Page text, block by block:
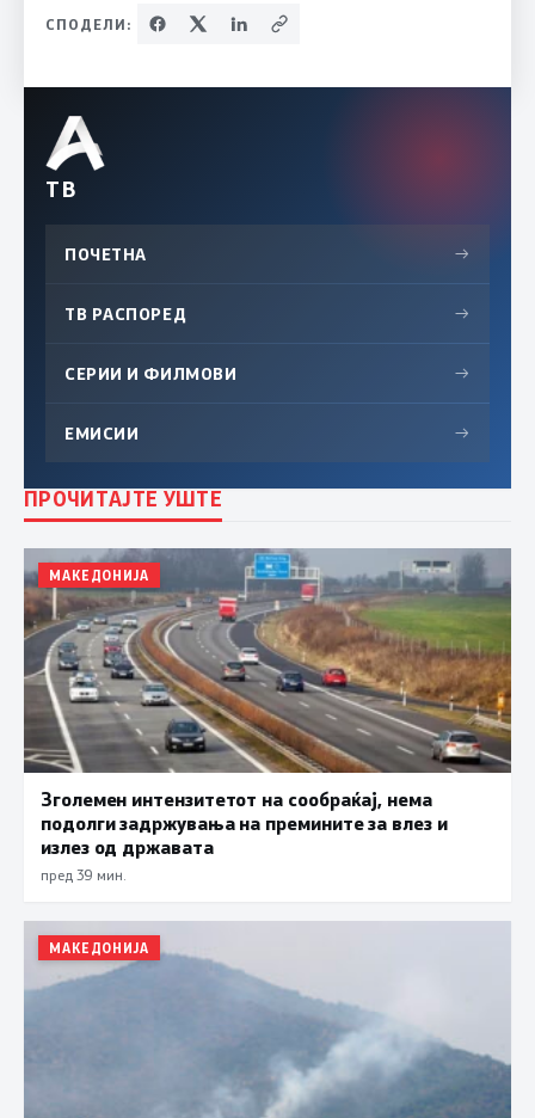
СПОДЕЛИ:
ТВ
ПОЧЕТНА →
ТВ РАСПОРЕД →
СЕРИИ И ФИЛМОВИ →
ЕМИСИИ →
ПРОЧИТАЈТЕ УШТЕ
МАКЕДОНИЈА
Зголемен интензитетот на сообраќај, нема
подолги задржувања на премините за влез и
излез од државата
пред 39 мин.
МАКЕДОНИЈА